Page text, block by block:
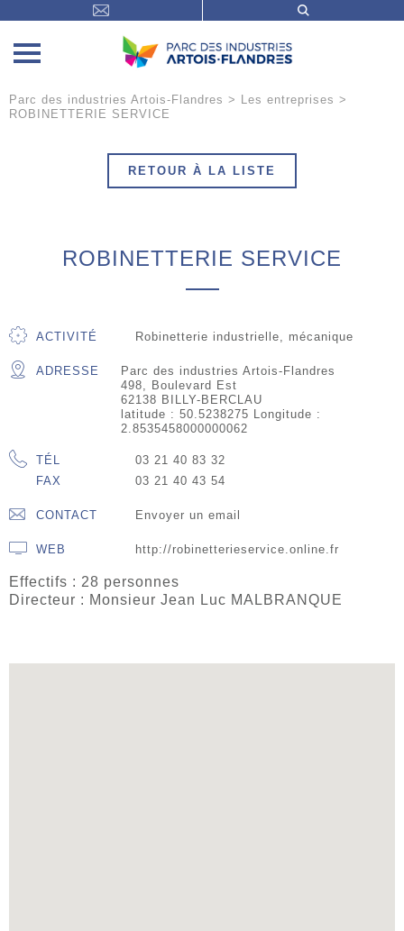
Parc des industries Artois-Flandres > Les entreprises >
ROBINETTERIE SERVICE
RETOUR À LA LISTE
ROBINETTERIE SERVICE
ACTIVITÉ Robinetterie industrielle, mécanique
ADRESSE
Parc des industries Artois-Flandres
498, Boulevard Est
62138 BILLY-BERCLAU
latitude : 50.5238275 Longitude :
2.8535458000000062
TÉL
03 21 40 83 32
FAX
03 21 40 43 54
CONTACT Envoyer un email
WEB http://robinetterieservice.online.fr
Effectifs : 28 personnes
Directeur : Monsieur Jean Luc MALBRANQUE